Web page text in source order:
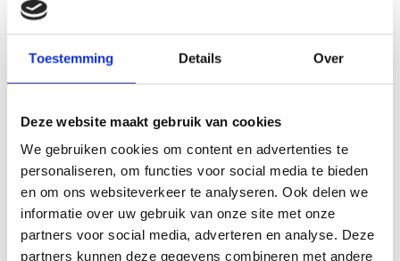
Toestemming Details Over
Deze website maakt gebruik van cookies
We gebruiken cookies om content en advertenties te
personaliseren, om functies voor social media te bieden
en om ons websiteverkeer te analyseren. Ook delen we
informatie over uw gebruik van onze site met onze
partners voor social media, adverteren en analyse. Deze
partners kunnen deze gegevens combineren met andere
ventilatieproducten van hoge kwaliteit, zodat u altijd de juiste oplossing
Luchtdichtheid
Merk VS Spiro
Materiaal Staal
Bediening via app Nee
Type hulpstukken Ophangbeugel
Product Type Ophangbeugels
Kleur Staal
rubber inlage
Artikelnr.: ODMR125W
125 mm
Met rubber
Bekijk product
Bekijk